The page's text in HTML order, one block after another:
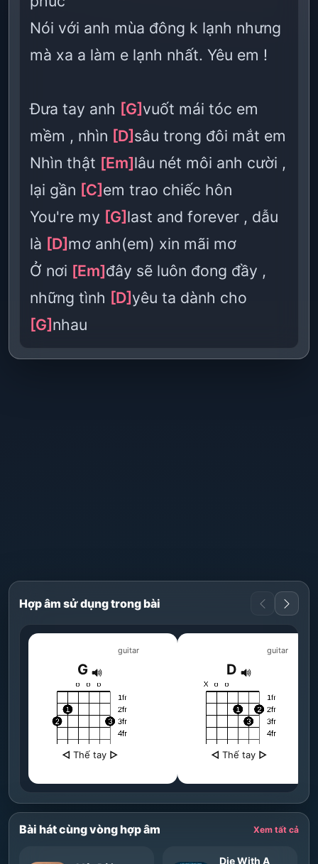
Nói với anh mùa đông k lạnh nhưng
mà xa a làm e lạnh nhất. Yêu em !
Đưa tay anh [G]vuốt mái tóc em
mềm , nhìn [D]sâu trong đôi mắt em
Nhìn thật [Em]lâu nét môi anh cười ,
lại gần [C]em trao chiếc hôn
You're my [G]last and forever , dẫu
là [D]mơ anh(em) xin mãi mơ
Ở nơi [Em]đây sẽ luôn đong đầy ,
những tình [D]yêu ta dành cho
[G]nhau
Hợp âm sử dụng trong bài
guitar
G
◁ Thế tay ▷
guitar
D
◁ Thế tay ▷
Bài hát cùng vòng hợp âm Xem tất cả
Die With A